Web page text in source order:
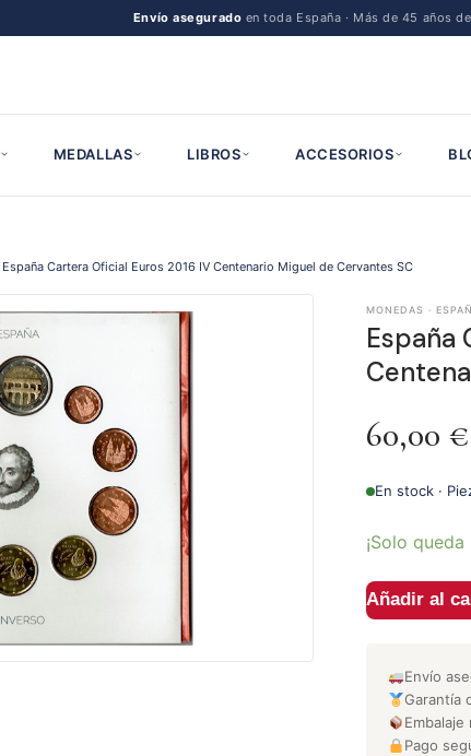
Envío asegurado en toda España · Más de 45 años
MEDALLAS LIBROS ACCESORIOS
España Cartera Oficial Euros 2016 IV Centenario Miguel de Cervantes SC
MONEDAS ·
España
60,00 €
En stock ·
¡Solo
Añadir al
Envío
Garantía
Pago